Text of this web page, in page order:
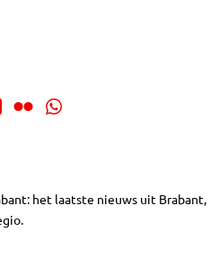
het laatste nieuws uit Brabant,